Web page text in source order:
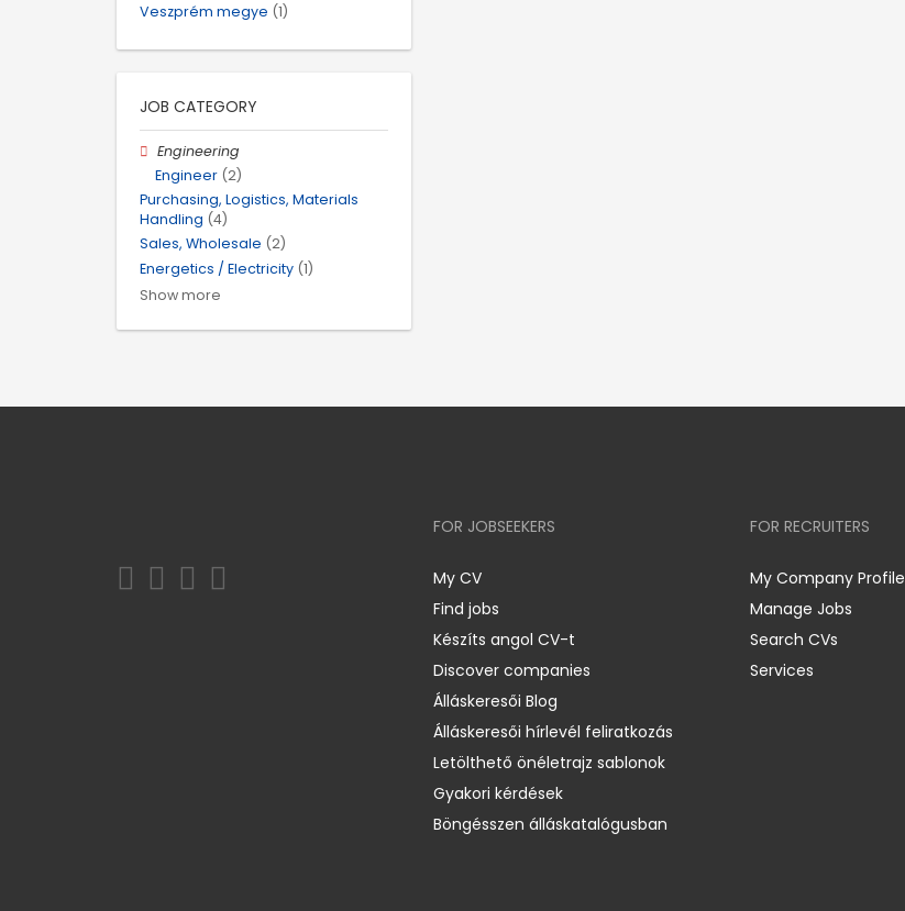
Veszprém megye (1)
JOB CATEGORY
Engineering
Engineer (2)
Purchasing, Logistics, Materials
Handling (4)
Sales, Wholesale (2)
Energetics / Electricity (1)
Show more
FOR JOBSEEKERS
My CV
Find jobs
Készíts angol CV-t
Discover companies
Álláskeresői Blog
Álláskeresői hírlevél feliratkozás
Letölthető önéletrajz sablonok
Gyakori kérdések
Böngésszen álláskatalógusban
FOR RECRUITERS
My Company Profile
Manage Jobs
Search CVs
Services